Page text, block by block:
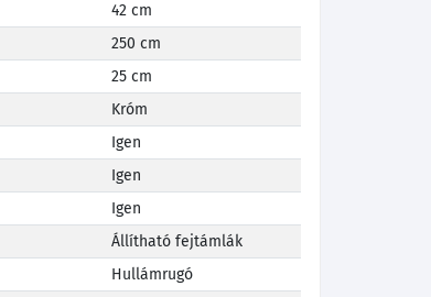
42 cm
250 cm
25 cm
Króm
Igen
Igen
Igen
Állítható fejtámlák
Hullámrugó